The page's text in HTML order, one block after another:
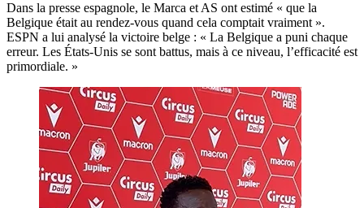
Dans la presse espagnole, le Marca et AS ont estimé « que la
Belgique était au rendez-vous quand cela comptait vraiment ».
ESPN a lui analysé la victoire belge : « La Belgique a puni chaque
erreur. Les États-Unis se sont battus, mais à ce niveau, l’efficacité est
primordiale. »